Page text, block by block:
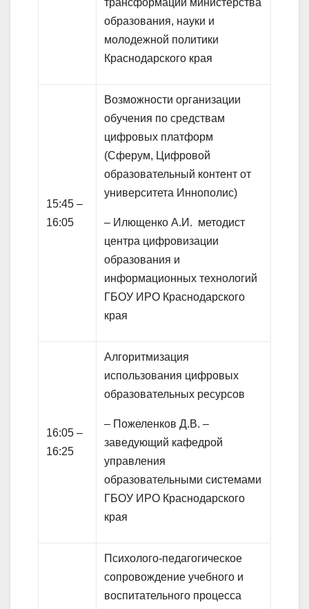
трансформации министерства
образования, науки и
молодежной политики
Краснодарского края
15:45 –
16:05
Возможности организации
обучения по средствам
цифровых платформ
(Сферум, Цифровой
образовательный контент от
университета Иннополис)
– Илющенко А.И. методист
центра цифровизации
образования и
информационных технологий
ГБОУ ИРО Краснодарского
края
16:05 –
16:25
Алгоритмизация
использования цифровых
образовательных ресурсов
– Пожеленков Д.В. –
заведующий кафедрой
управления
образовательными системами
ГБОУ ИРО Краснодарского
края
Психолого-педагогическое
сопровождение учебного и
воспитательного процесса